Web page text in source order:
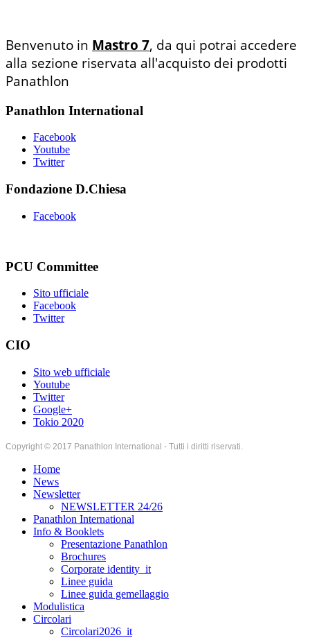
Benvenuto in Mastro 7, da qui potrai accedere
alla sezione riservata all'acquisto dei prodotti
Panathlon
Panathlon International
Facebook
Youtube
Twitter
Fondazione D.Chiesa
Facebook
PCU Committee
Sito ufficiale
Facebook
Twitter
CIO
Sito web ufficiale
Youtube
Twitter
Google+
Tokio 2020
Copyright © 2017 Panathlon International - Tutti i diritti riservati.
Home
News
Newsletter
NEWSLETTER 24/26
Panathlon International
Info & Booklets
Presentazione Panathlon
Brochures
Corporate identity_it
Linee guida
Linee guida gemellaggio
Modulistica
Circolari
Circolari2026_it